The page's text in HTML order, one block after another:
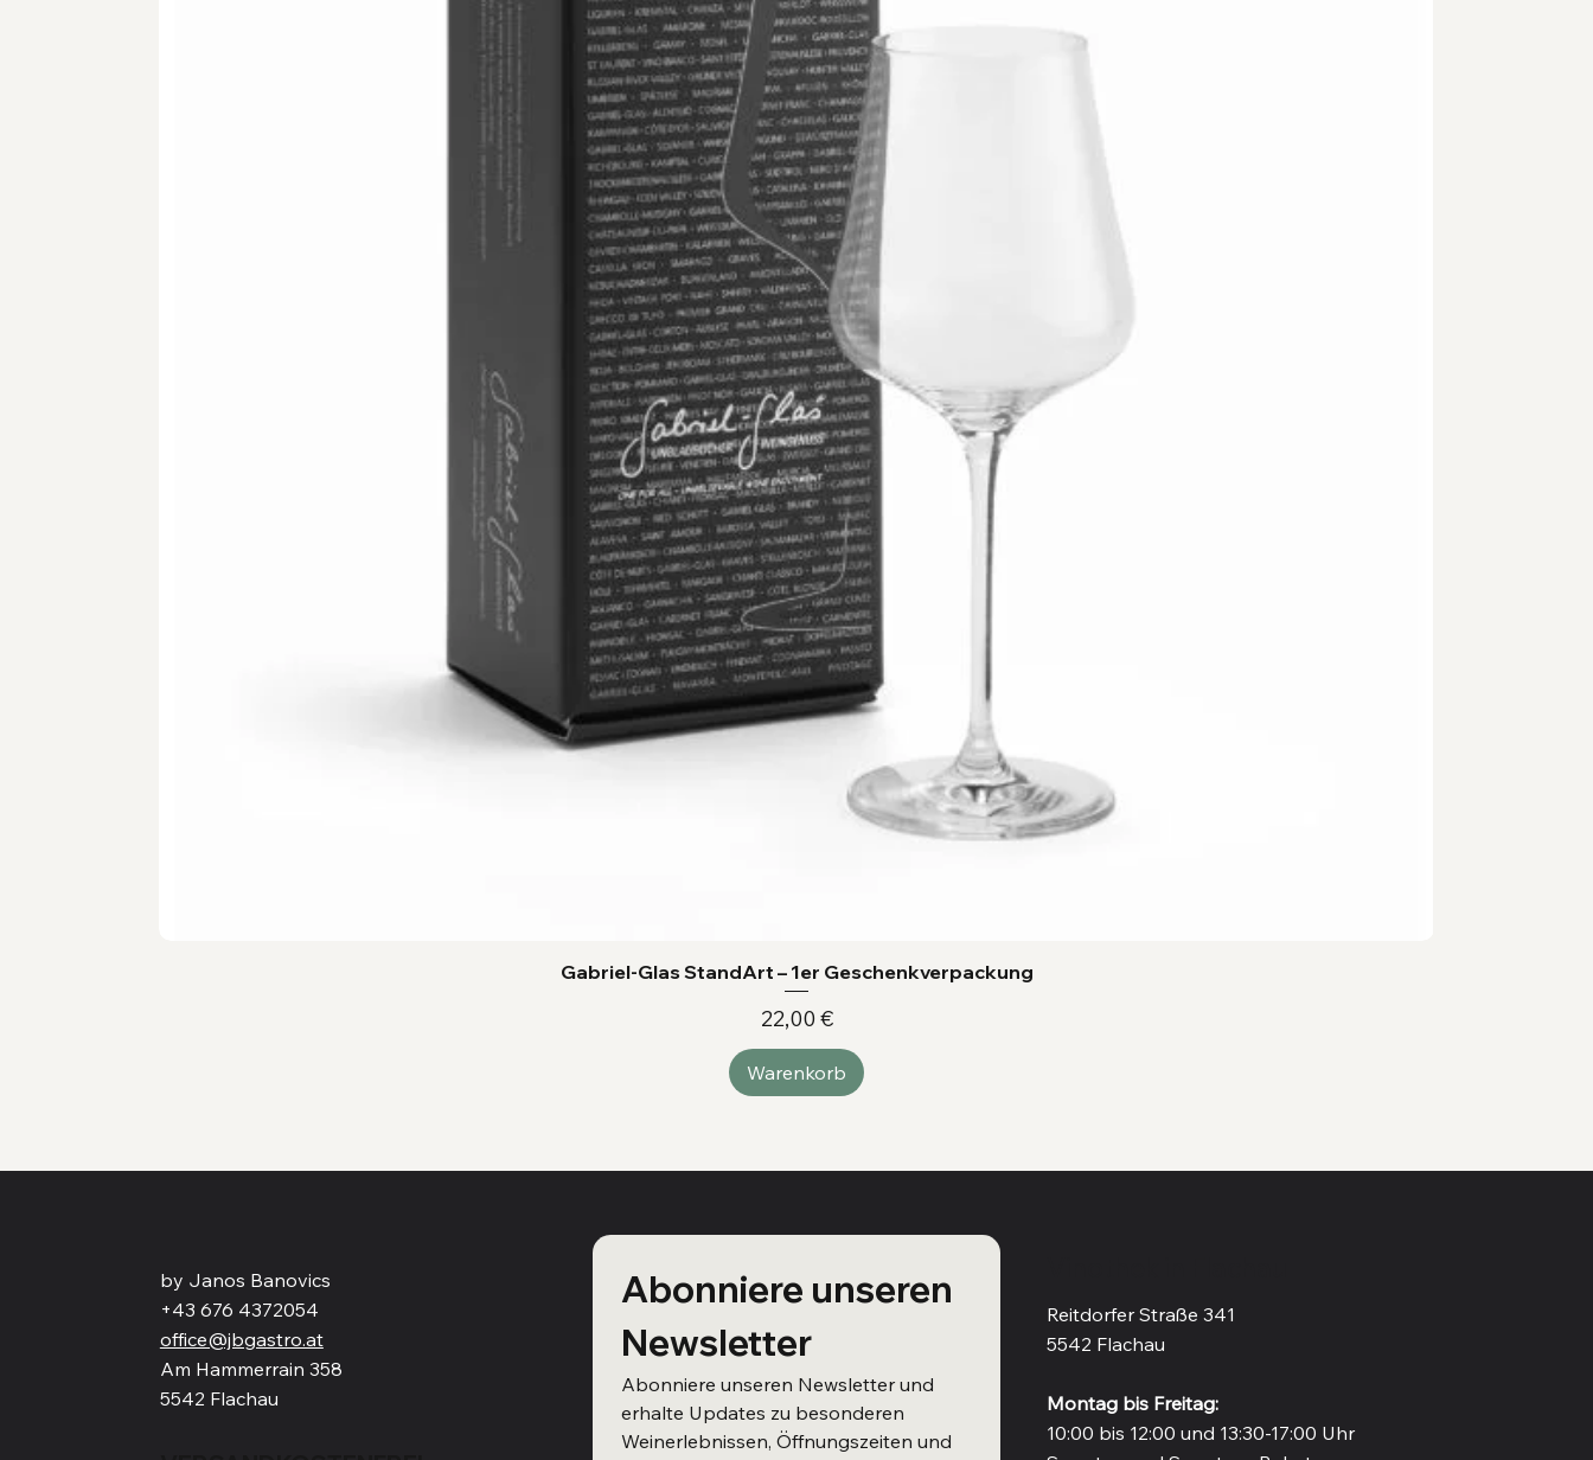
Gabriel-Glas StandArt – 1er Geschenkverpackung
Preis
22,00 €
Warenkorb
Reitdorfer Straße 341
5542 Flachau
Montag bis Freitag:
10:00 bis 12:00 und 13:30-17:00 Uhr
by Janos Banovics
+43 676 4372054
office@jbgastro.at
Am Hammerrain 358
5542 Flachau
Abonniere unseren
Newsletter
Abonniere unseren Newsletter und
erhalte Updates zu besonderen
Weinerlebnissen, Öffnungszeiten und